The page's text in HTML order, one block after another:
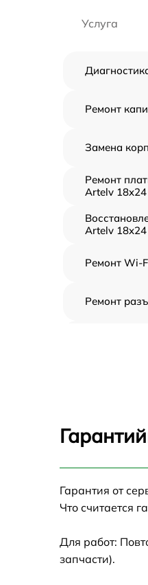
Услуга
Ремонт
Замена
Ремонт
Artelv 18x24
Artelv 18x24
Ремонт Wi-
Ремонт
Замена
Гарантия от
Что считается
Для работ:
запчасти).